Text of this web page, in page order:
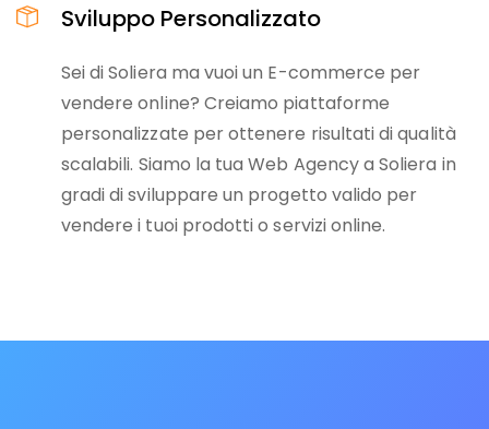
Sviluppo Personalizzato
Sei di Soliera ma vuoi un E-commerce per
vendere online? Creiamo piattaforme
personalizzate per ottenere risultati di qualità
scalabili. Siamo la tua Web Agency a Soliera in
gradi di sviluppare un progetto valido per
vendere i tuoi prodotti o servizi online.